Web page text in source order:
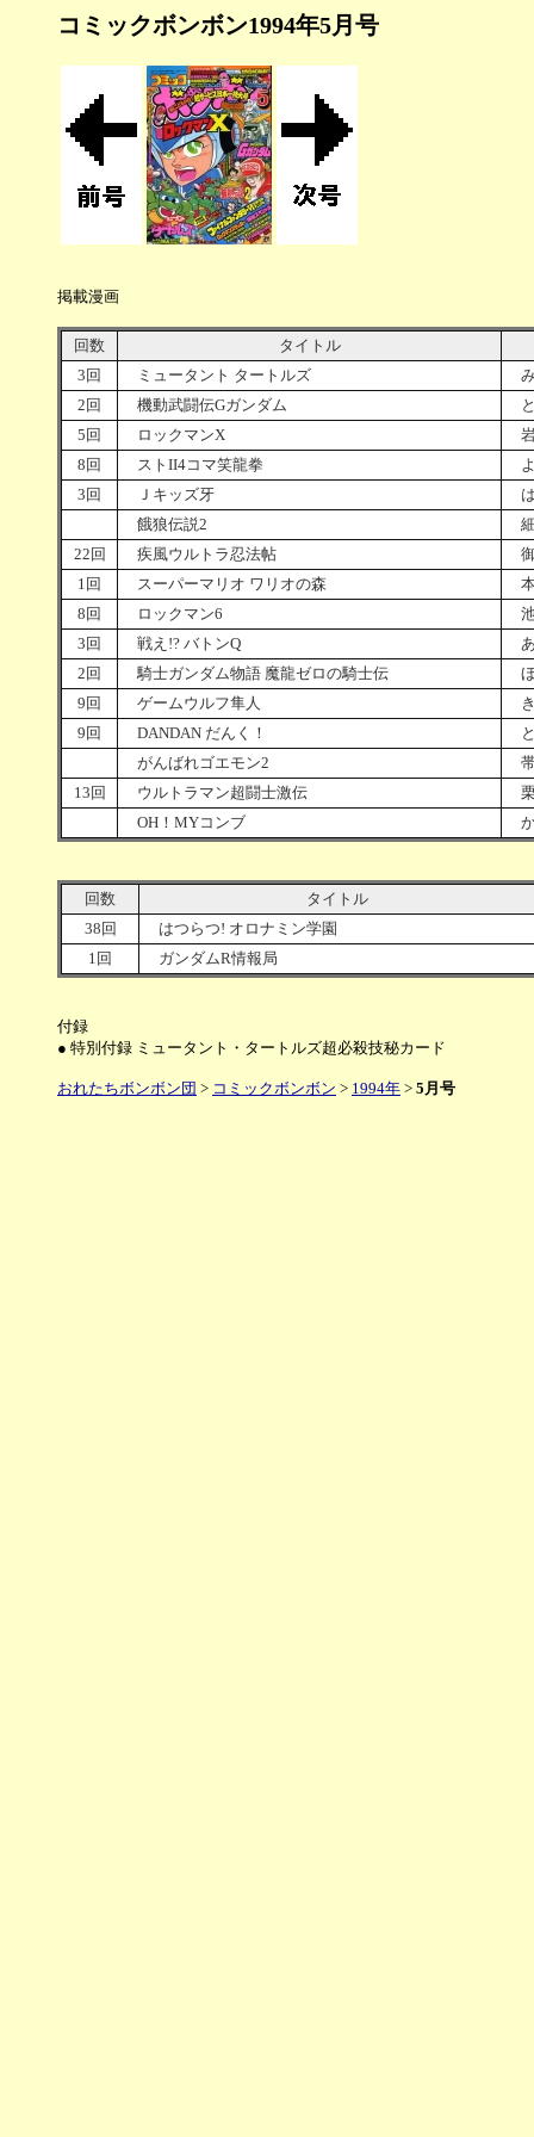
コミックボンボン1994年5月号
掲載漫画
回数
タイトル
3回
ミュータント タートルズ
み
2回
機動武闘伝Gガンダム
と
5回
ロックマンX
8回
ストII4コマ笑龍拳
よ
3回
Ｊキッズ牙
は
餓狼伝説2
22回
疾風ウルトラ忍法帖
御
1回
スーパーマリオ ワリオの森
8回
ロックマン6
池
3回
戦え!? バトンQ
あ
2回
騎士ガンダム物語 魔龍ゼロの騎士伝
ほ
9回
ゲームウルフ隼人
き
9回
DANDAN だんく！
がんばれゴエモン2
13回
ウルトラマン超闘士激伝
OH！MYコンブ
か
回数
タイトル
38回
はつらつ! オロナミン学園
1回
ガンダムR情報局
付録
● 特別付録 ミュータント・タートルズ超必殺技秘カード
おれたちボンボン団 > コミックボンボン > 1994年 > 5月号